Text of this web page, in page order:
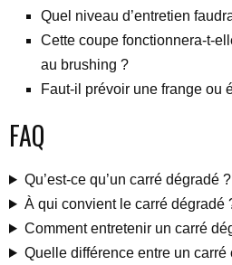
Quel niveau d’entretien
Cette coupe fonctionnera-t-
au brushing ?
Faut-il prévoir une frange ou
FAQ
Qu’est-ce qu’un carré dégradé ?
À qui convient le carré dégradé
Comment entretenir un carré
Quelle différence entre un